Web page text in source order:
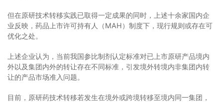
但在原研技术转移实践已取得一定成果的同时，上述十余家国内企
业反映，药品上市许可持有人（MAH）制度下，现行规则或存在可
优化之处。
上述企业认为，当前我国参比制剂认定标准对已上市原研产品境内
外以及集团内外的转让存在不同标准，引发境外转境内非集团内转
让的产品市场准入问题。
目前，原研药技术转移若发生在境外或跨境转移至境内同一集团，